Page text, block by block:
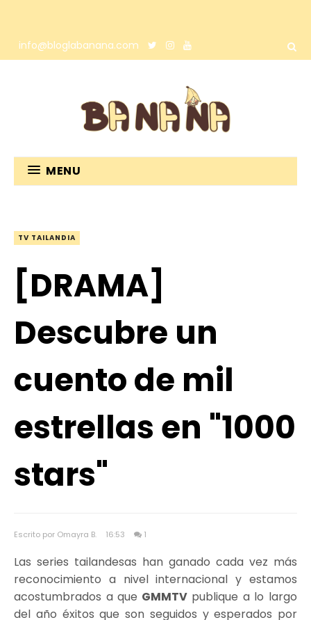
info@bloglabanana.com
MENU
TV TAILANDIA
[DRAMA]
Descubre un
cuento de mil
estrellas en "1000
stars"
Escrito por Omayra B. 16:53 1
Las series tailandesas han ganado cada vez más
reconocimiento a nivel internacional y estamos
acostumbrados a que GMMTVpublique a lo largo
del año éxitos que son seguidos y esperados por